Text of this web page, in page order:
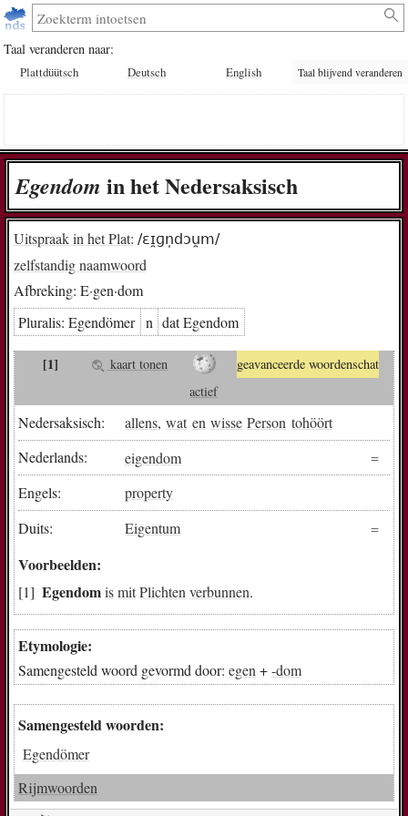
Taal veranderen naar:
Plattdüütsch Deutsch English Taal blijvend veranderen
E­gen­dom in het Nedersaksisch
Uitspraak in het Plat: /ɛɪ̯ɡn̩dɔu̯m/
zelfstandig naamwoord
Afbreking: E·gen·dom
Pluralis:E­gen­dö­mer n dat E­gen­dom
[1] kaart tonen
geavanceerde woordenschat
actief
Nedersaksisch: allens,wat en wisse Person tohöört
Nederlands:
eigendom
Engels:
property
Duits:
Eigentum
Voorbeelden:
EgendomismitPlichten verbunnen.
Etymologie:
Samengesteld woord gevormd door:egen +-dom
Samengesteld woorden:
Egendömer
Rijmwoorden